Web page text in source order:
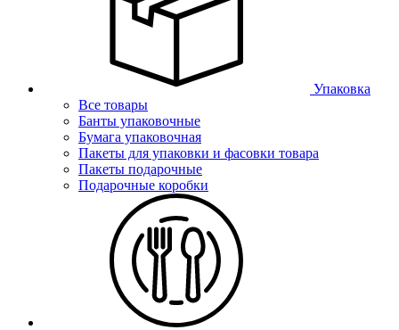
Упаковка
Все товары
Банты упаковочные
Бумага упаковочная
Пакеты для упаковки и фасовки товара
Пакеты подарочные
Подарочные коробки